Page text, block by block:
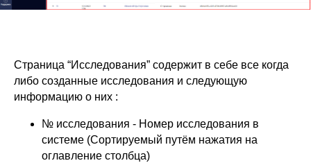
Страница “Исследования” содержит в себе все когда
либо созданные исследования и следующую
информацию о них :
№ исследования - Номер исследования в
системе (Сортируемый путём нажатия на
оглавление столбца)